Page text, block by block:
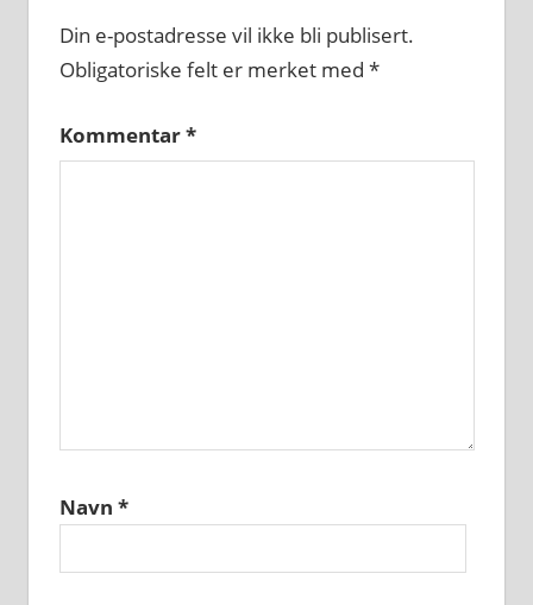
Din e-postadresse vil ikke bli publisert.
Obligatoriske felt er merket med *
Kommentar*
Navn *